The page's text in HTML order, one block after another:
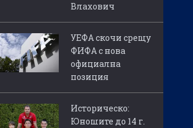
Влахович
УЕФА скочи срещу
ФИФА с нова
официална
позиция
Историческо:
Юношите до 14 г.